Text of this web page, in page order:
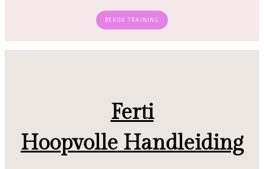
BEKIJK TRAINING
Ferti
Hoopvolle Handleiding